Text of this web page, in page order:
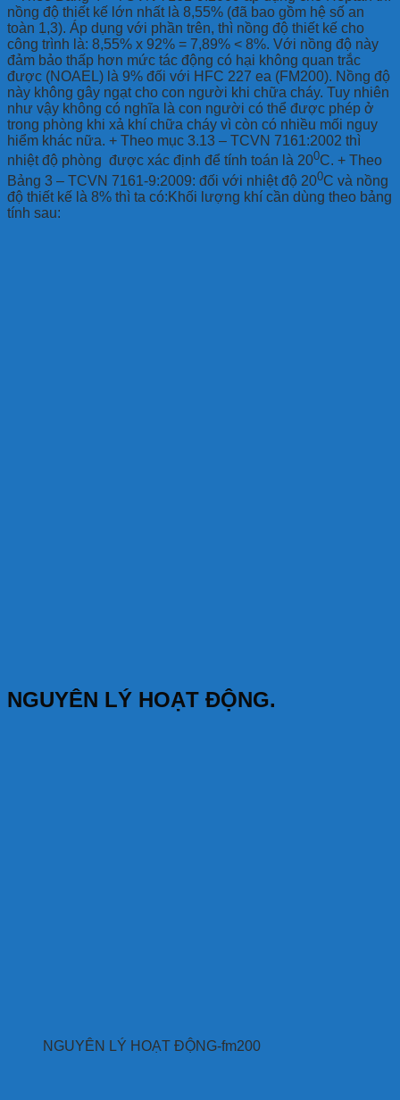
nồng độ thiết kế lớn nhất là 8,55% (đã bao gồm hệ số an
toàn 1,3). Áp dụng với phần trên, thì nồng độ thiết kế cho
công trình là: 8,55% x 92% = 7,89% < 8%. Với nồng độ này
đảm bảo thấp hơn mức tác động có hại không quan trắc
được (NOAEL) là 9% đối với HFC 227 ea (FM200). Nồng độ
này không gây ngạt cho con người khi chữa cháy. Tuy nhiên
như vậy không có nghĩa là con người có thể được phép ở
trong phòng khi xả khí chữa cháy vì còn có nhiều mối nguy
hiểm khác nữa. + Theo mục 3.13 – TCVN 7161:2002 thì
nhiệt độ phòng được xác định để tính toán là 200C. + Theo
Bảng 3 – TCVN 7161-9:2009: đối với nhiệt độ 200C và nồng
độ thiết kế là 8% thì ta có:Khối lượng khí cần dùng theo bảng
tính sau:
NGUYÊN LÝ HOẠT ĐỘNG.
NGUYÊN LÝ HOẠT ĐỘNG-fm200